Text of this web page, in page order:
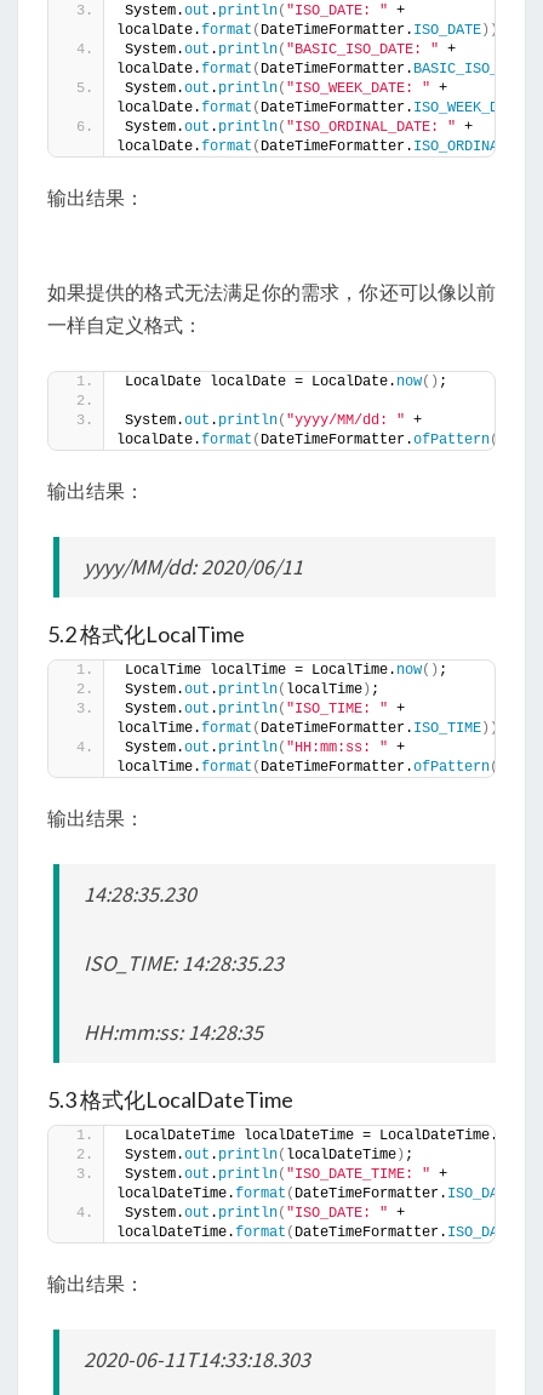
System.out . println( "ISO_DATE: " +
localDate.format ( DateTimeFormatter. ISO_DATE ))
System.out . println( "BASIC_ISO_DATE: " +
localDate.format ( DateTimeFormatter. BASIC_ISO_DATE
System.out . println( "ISO_WEEK_DATE: " +
localDate.format ( DateTimeFormatter. ISO_WEEK_DATE
System.out . println( "ISO_ORDINAL_DATE: " +
localDate.format ( DateTimeFormatter.
输出结果：
如果提供的格式无法满足你的需求，你还可以像以前
一样自定义格式：
LocalDate localDate = LocalDate. now() ;
System.out . println( "yyyy/MM/dd: " +
localDate.format ( DateTimeFormatter.ofPattern(
输出结果：
yyyy/MM/dd: 2020/06/11
5.2 格式化LocalTime
LocalTime localTime = LocalTime. now() ;
System.out . println( localTime ) ;
System.out . println( "ISO_TIME: " +
localTime.format ( DateTimeFormatter. ISO_TIME ))
System.out . println( "HH:mm:ss: " +
localTime.format ( DateTimeFormatter.ofPattern(
输出结果：
14:28:35.230
ISO_TIME: 14:28:35.23
HH:mm:ss: 14:28:35
5.3 格式化LocalDateTime
LocalDateTime localDateTime = LocalDateTime.
System.out . println( localDateTime ) ;
System.out . println( "ISO_DATE_TIME: " +
localDateTime.format ( DateTimeFormatter.
System.out . println( "ISO_DATE: " +
localDateTime.format ( DateTimeFormatter. ISO_DATE
输出结果：
2020-06-11T14:33:18.303